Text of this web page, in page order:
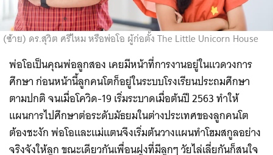
(ซ้าย) ดร.สุวิต ศรีไหม หรือพ่อโอ ผู้ก่อตั้ง The Little Unicorn House
พ่อโอเป็นคุณพ่อลูกสอง เคยมีหน้าที่การงานอยู่ในแวดวงการ
ศึกษา ก่อนหน้านี้ลูกคนโตก็อยู่ในระบบโรงเรียนประถมศึกษา
ตามปกติ จนเมื่อโควิด-19 เริ่มระบาดเมื่อต้นปี 2563 ทำให้
แผนการไปศึกษาต่อระดับมัธยมในต่างประเทศของลูกคนโต
ต้องชะงัก พ่อโอและแม่แตนจึงเริ่มต้นวางแผนทำโฮมสกูลอย่าง
จริงจังให้ลูก ขณะเดียวกันเพื่อนฝูงที่มีลูกๆ วัยไล่เลี่ยกันก็สนใจ